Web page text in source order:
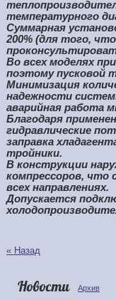
температурного
Суммарная
200% (для того,
Во всех моделях
поэтому пусковой
Минимизация
надежности
аварийная работа
Благодаря
гидравлические
заправка
тройники.
В конструкции
компрессоров, что
всех направлениях.
Допускается
« Назад
Новости Архив